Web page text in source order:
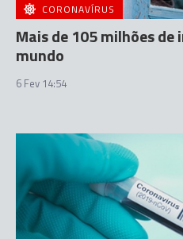
CORONAVÍRUS
Mais de 105 milhões
mundo
6 Fev 14:54